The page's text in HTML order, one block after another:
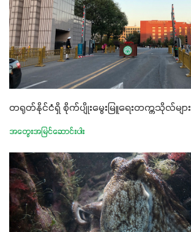
တရုတ်နိုင်ငံရှိ စိုက်ပျိုးမွေးမြူရေးတက္ကသိုလ်များ
အတွေးအမြင်ဆောင်းပါး